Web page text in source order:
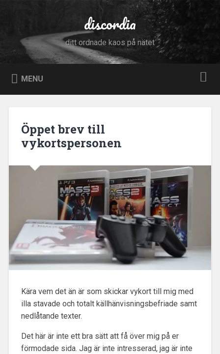
discordia
ditt ordnade kaos på nätet
MENU
Öppet brev till
vykortspersonen
Kära vem det än är som skickar vykort till mig med
illa stavade och totalt källhänvisningsbefriade samt
nedlåtande texter.
Det här är inte ett bra sätt att få över mig på er
förmodade sida. Jag är inte intresserad, jag är inte